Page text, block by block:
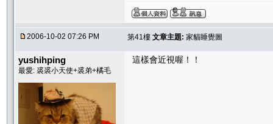
2006-10-02 07:26 PM 第41樓 文章主題: 家貓睡覺圖
yushihping
最愛: 裘裘小天使+裘弟+橘毛
這樣會近視喔！！